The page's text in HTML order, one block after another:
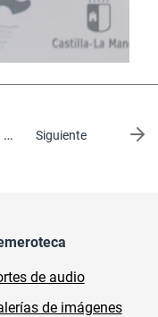
… Siguiente
página
de audio
de imágenes